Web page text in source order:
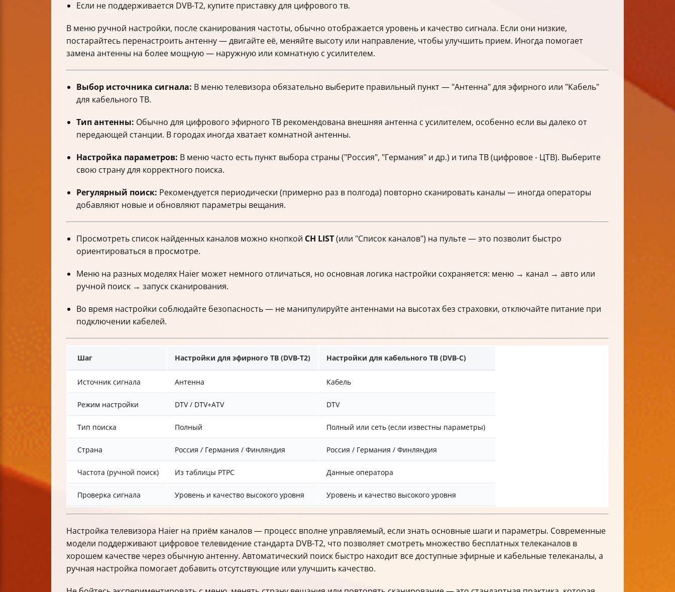
Если не поддерживается DVB-T2, купите приставку для цифрового тв.
В меню ручной настройки, после сканирования частоты, обычно отображается уровень и качество сигнала. Если они низкие,
постарайтесь перенастроить антенну — двигайте её, меняйте высоту или направление, чтобы улучшить прием. Иногда помогает
замена антенны на более мощную — наружную или комнатную с усилителем.
Выбор источника сигнала: В меню телевизора обязательно выберите правильный пункт — "Антенна" для эфирного или "Кабель"
для кабельного ТВ.
Тип антенны: Обычно для цифрового эфирного ТВ рекомендована внешняя антенна с усилителем, особенно если вы далеко от
передающей станции. В городах иногда хватает комнатной антенны.
Настройка параметров: В меню часто есть пункт выбора страны ("Россия", "Германия" и др.) и типа ТВ (цифровое - ЦТВ). Выберите
свою страну для корректного поиска.
Регулярный поиск: Рекомендуется периодически (примерно раз в полгода) повторно сканировать каналы — иногда операторы
добавляют новые и обновляют параметры вещания.
Просмотреть список найденных каналов можно кнопкой CH LIST(или "Список каналов") на пульте — это позволит быстро
ориентироваться в просмотре.
Меню на разных моделях Haier может немного отличаться, но основная логика настройки сохраняется: меню → канал → авто или
ручной поиск → запуск сканирования.
Во время настройки соблюдайте безопасность — не манипулируйте антеннами на высотах без страховки, отключайте питание при
подключении кабелей.
Шаг Настройки для эфирного ТВ (DVB-T2) Настройки для кабельного ТВ (DVB-C)
Источник сигнала Антенна Кабель
Режим настройки DTV / DTV+ATV DTV
Тип поиска Полный Полный или сеть (если известны параметры)
Страна Россия / Германия / Финляндия Россия / Германия / Финляндия
Частота (ручной поиск) Из таблицы РТРС Данные оператора
Проверка сигнала Уровень и качество высокого уровня Уровень и качество высокого уровня
Настройка телевизора Haier на приём каналов — процесс вполне управляемый, если знать основные шаги и параметры. Современные
модели поддерживают цифровое телевидение стандарта DVB-T2, что позволяет смотреть множество бесплатных телеканалов в
хорошем качестве через обычную антенну. Автоматический поиск быстро находит все доступные эфирные и кабельные телеканалы, а
ручная настройка помогает добавить отсутствующие или улучшить качество.